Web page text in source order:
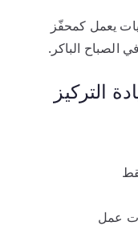
يعمل كمحفّز
الصباح الباكر.